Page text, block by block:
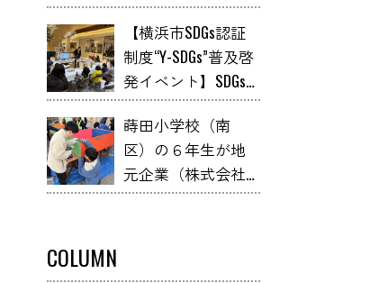
サイクルした
「YOKOHAMA
HOPCORN LAGER」が
誕生【レポート】
【横浜市SDGs認証
制度“Y-SDGs”普及啓
発イベント】SDGs
体験プログラム
石けん教室と「オ
リジナル石けんづ
くり～こねこね石
蒔田小学校（南
区）の６年生が地
元企業（株式会社
小俣組）と連携し
COLUMN